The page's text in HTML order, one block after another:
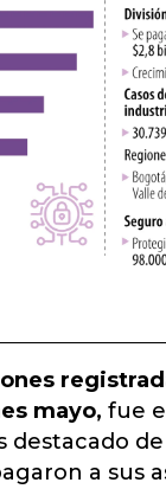
mayo, fue
destacado
a sus